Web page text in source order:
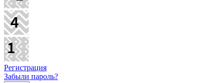
Регистрация
Забыли пароль?